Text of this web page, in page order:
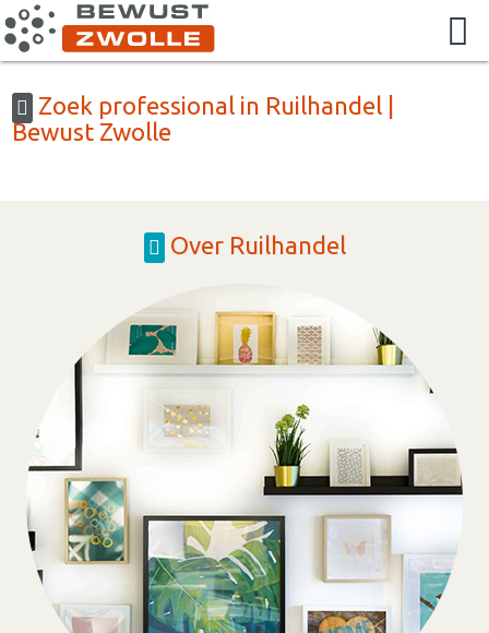
Zoek professional in Ruilhandel |
Bewust Zwolle
Over Ruilhandel